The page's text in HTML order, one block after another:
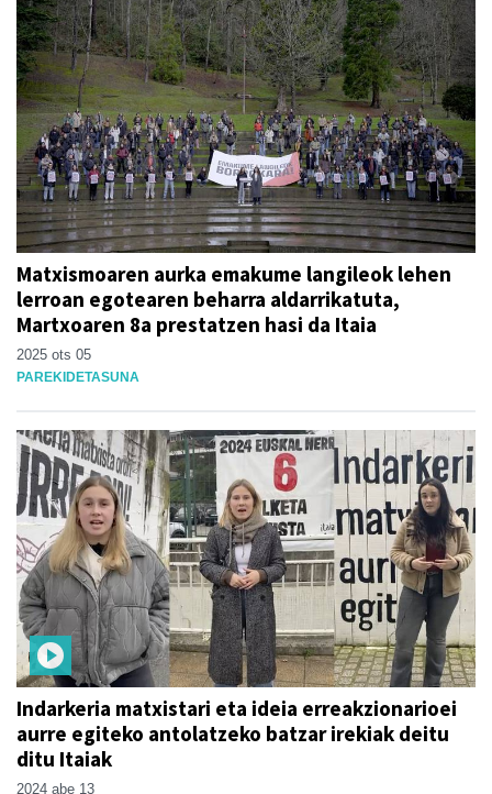
Matxismoaren aurka emakume langileok lehen
lerroan egotearen beharra aldarrikatuta,
Martxoaren 8a prestatzen hasi da Itaia
2025 ots 05
PAREKIDETASUNA
Indarkeria matxistari eta ideia erreakzionarioei
aurre egiteko antolatzeko batzar irekiak deitu
ditu Itaiak
2024 abe 13